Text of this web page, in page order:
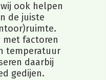
ook helpen
de juiste
met factoren
temperatuur
daarbij
gedijen.